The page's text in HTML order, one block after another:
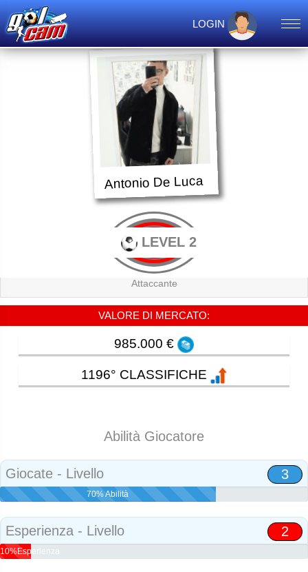
LOGIN
Antonio De Luca
LEVEL 2
Attaccante
VALORE DI MERCATO:
985.000 €
1196° CLASSIFICHE
Abilità Giocatore
Giocate - Livello 3
70% Abilità
Esperienza - Livello 2
10%Esperienza